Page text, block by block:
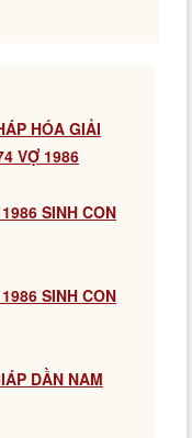
HÓA GIẢI
VỢ 1986
SINH CON
SINH CON
DẦN NAM